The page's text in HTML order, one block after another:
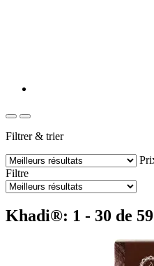
Filtrer & trier
Filtre
Khadi®: 1 - 30 de